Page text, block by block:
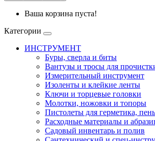
Ваша корзина пуста!
Категории
ИНСТРУМЕНТ
Буры, сверла и биты
Вантузы и тросы для
Измерительный инструмент
Изоленты и клейкие ленты
Ключи и торцевые головки
Молотки, ножовки и топоры
Пистолеты для герметика,
Расходные материалы и
Садовый инвентарь и полив